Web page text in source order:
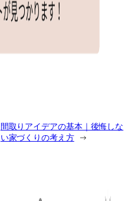
間取りアイデアの基本｜後悔しな
い家づくりの考え方 →